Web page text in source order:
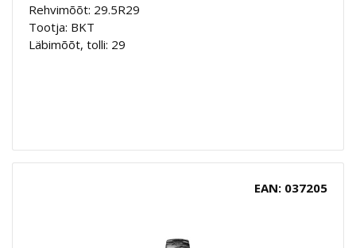
Rehvimõõt: 29.5R29
Tootja: BKT
Läbimõõt, tolli: 29
EAN: 037205